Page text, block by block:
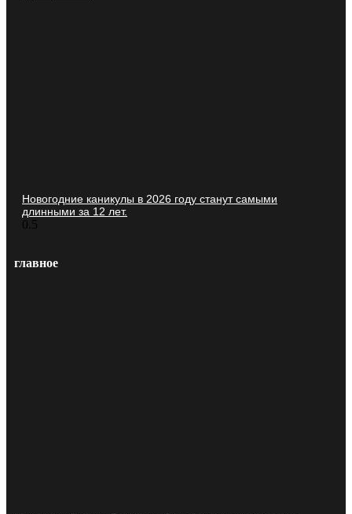
Новогодние каникулы в 2026 году станут самыми
длинными за 12 лет.
главное